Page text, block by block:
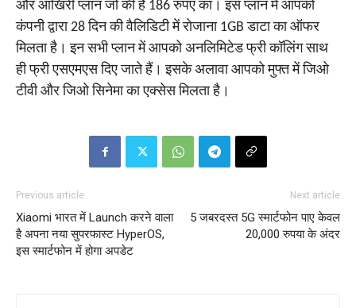
और आखिरी प्लान जो की है 186 रुपए का। इस प्लान में आपको
कंपनी द्वारा 28 दिन की वैलिडिटी में रोजाना 1GB डाटा का ऑफर
मिलता है। इन सभी प्लान में आपको अनलिमिटेड फ्री कॉलिंग साथ
ही फ्री एसएमएस दिए जाते हैं। इसके अलावा आपको मुफ्त में जिओ
टीवी और जिओ सिनेमा का एक्सेस मिलता है।
Previous article
Xiaomi भारत में Launch करने वाला
है अपना नया सुपरफास्‍ट HyperOS,
इस स्‍मार्टफोन में होगा अपडेट
Next article
5 जबरदस्त 5G स्मार्टफोन पाए केवल
20,000 रुपया के अंदर